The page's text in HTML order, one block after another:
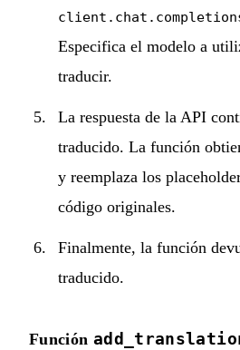
Especifica el modelo a
traducir.
La respuesta de la API
traducido. La función
y reemplaza los
código originales.
Finalmente, la función
traducido.
Función